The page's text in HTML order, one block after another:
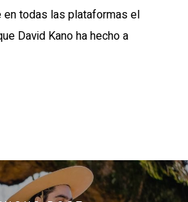
en todas las plataformas el
David Kano ha hecho a